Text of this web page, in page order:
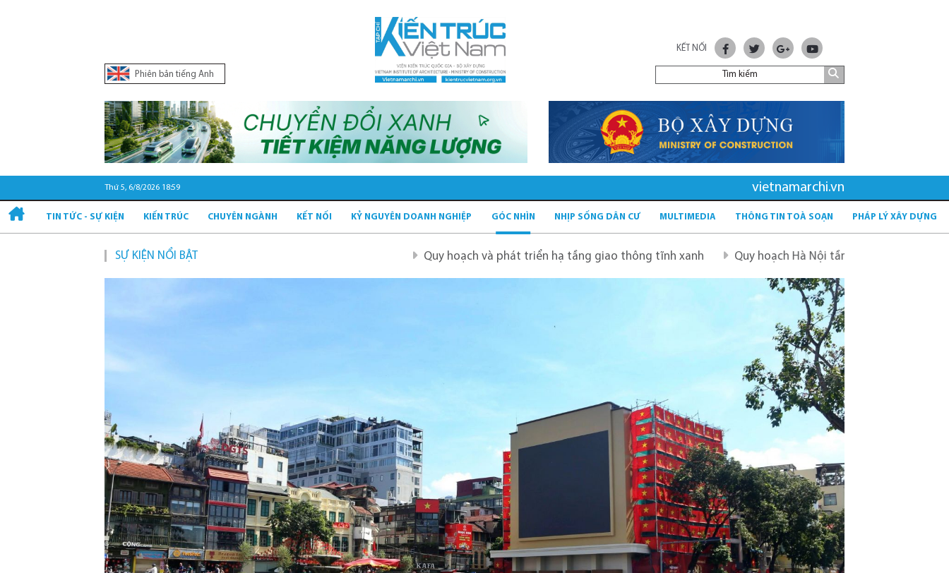
Phiên bản tiếng Anh
KẾT NỐI
Thứ 5, 6/8/2026 18:59 vietnamarchi.vn
TIN TỨC - SỰ KIỆN KIẾN TRÚC CHUYÊN NGÀNH KẾT NỐI KỶ NGUYÊN DOANH NGHIỆP GÓC NHÌN NHỊP SỐNG DÂN CƯ MULTIMEDIA THÔNG TIN TOÀ SOẠN PHÁP LÝ XÂY DỰNG
SỰ KIỆN NỔI BẬT Quy hoạch và phát triển hạ tầng giao thông tĩnh xanh Quy hoạch Hà Nội tầm nhìn 100 năm